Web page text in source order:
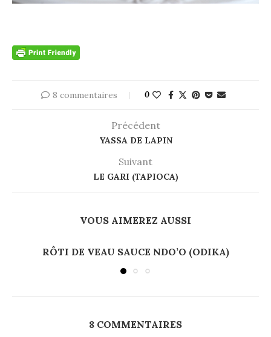
8 commentaires 0
Précédent
YASSA DE LAPIN
Suivant
LE GARI (TAPIOCA)
VOUS AIMEREZ AUSSI
RÔTI DE VEAU SAUCE NDO’O (ODIKA)
8 COMMENTAIRES